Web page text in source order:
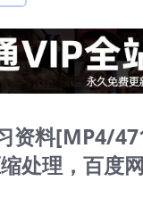
资料[MP4/
处理，百度